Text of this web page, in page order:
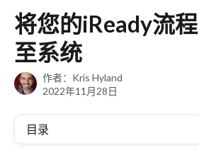
将您的iReady流
至系统
作者： Kris Hyland
2022年11月28日
目录